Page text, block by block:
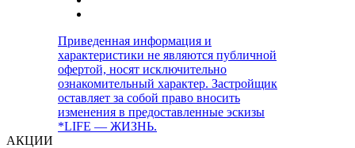
Приведенная информация и
характеристики не являются публичной
офертой, носят исключительно
ознакомительный характер. Застройщик
оставляет за собой право вносить
изменения в предоставленные эскизы
*LIFE — ЖИЗНЬ.
АКЦИИ